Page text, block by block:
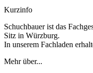
Kurzinfo
Schuchbauer ist das
Sitz in Würzburg.
In unserem Fachladen
Mehr über...